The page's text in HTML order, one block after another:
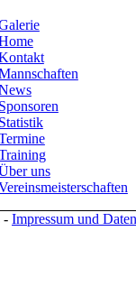
Sponsoren
Statistik
uns
- Impressum und